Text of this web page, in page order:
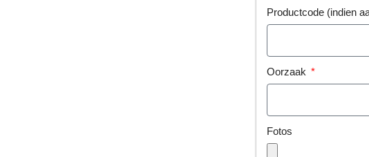
Productcode (indien
Oorzaak
Fotos